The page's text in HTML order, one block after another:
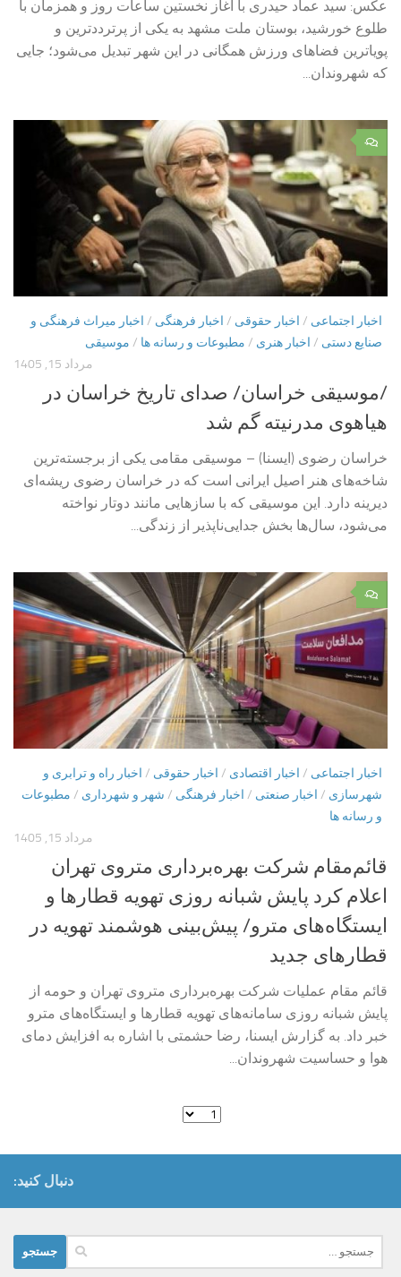
عکس: سید عماد حیدری با آغاز نخستین ساعات روز و همزمان با
طلوع خورشید، بوستان ملت مشهد به یکی از پرترددترین و
پویاترین فضاهای ورزش همگانی در این شهر تبدیل می‌شود؛ جایی
که شهروندان...
۰
اخبار اجتماعی / اخبار حقوقی / اخبار فرهنگی / اخبار میراث فرهنگی و
صنایع دستی / اخبار هنری / مطبوعات و رسانه ها / موسیقی
مرداد 15, 1405
/موسیقی خراسان/ صدای تاریخ خراسان در
هیاهوی مدرنیته گم شد
خراسان رضوی (ایسنا) – موسیقی مقامی یکی از برجسته‌ترین
شاخه‌های هنر اصیل ایرانی است که در خراسان رضوی ریشه‌ای
دیرینه دارد. این موسیقی که با سازهایی مانند دوتار نواخته
می‌شود، سال‌ها بخش جدایی‌ناپذیر از زندگی...
۰
اخبار اجتماعی / اخبار اقتصادی / اخبار حقوقی / اخبار راه و ترابری و
شهرسازی / اخبار صنعتی / اخبار فرهنگی / شهر و شهرداری / مطبوعات
و رسانه ها
مرداد 15, 1405
قائم‌مقام شرکت بهره‌برداری متروی تهران
اعلام کرد پایش شبانه روزی تهویه قطارها و
ایستگاه‌های مترو/ پیش‌بینی هوشمند تهویه در
قطارهای جدید
قائم مقام عملیات شرکت بهره‌برداری متروی تهران و حومه از
پایش شبانه روزی سامانه‌های تهویه قطارها و ایستگاه‌های مترو
خبر داد. به گزارش ایسنا، رضا حشمتی با اشاره به افزایش دمای
هوا و حساسیت شهروندان...
دنبال کنید:
برای: